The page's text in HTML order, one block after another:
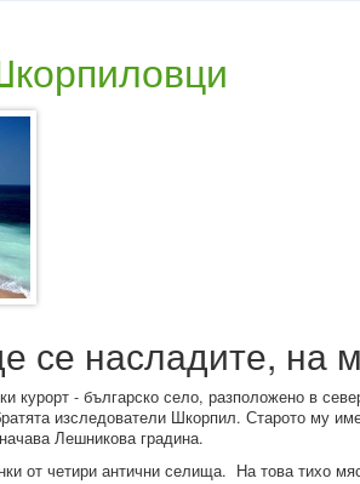
се насладите, на
курорт - българско село, разположено в
изследователи Шкорпил. Старото му
Лешникова градина.
от четири антични селища. На това тихо